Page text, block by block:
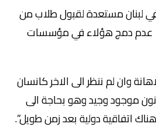
لبنان مستعدة لقبول طلاب من
عدم دمج هؤلاء في مؤسسات
وان لم ننظر الى الاخر كانسان
موجود وجيد وهو بحاجة الى
اتفاقية دولية بعد زمن طويل”.